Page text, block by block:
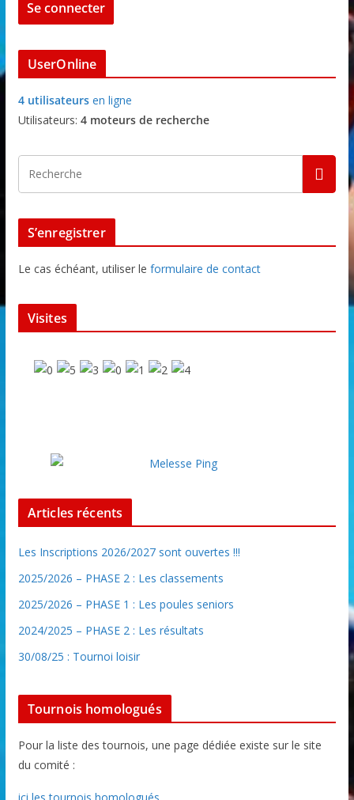
UserOnline
4 utilisateursen ligne
Utilisateurs: 4 moteurs de recherche
S’enregistrer
Le cas échéant, utiliser le formulaire de contact
Visites
Articles récents
Les Inscriptions 2026/2027 sont ouvertes !!!
2025/2026 – PHASE 2 : Les classements
2025/2026 – PHASE 1 : Les poules seniors
2024/2025 – PHASE 2 : Les résultats
30/08/25 : Tournoi loisir
Tournois homologués
Pour la liste des tournois, une page dédiée existe sur le site
du comité :